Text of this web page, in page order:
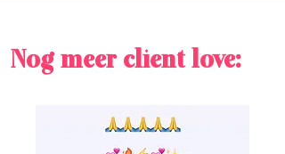
Nog meer client love: